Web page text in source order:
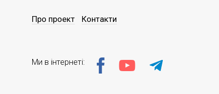
Про проект Контакти
Ми в інтернеті: